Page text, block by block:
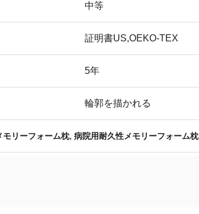
中等
証明書US,OEKO-TEX
5年
輪郭を描かれる
モリーフォーム枕, 病院用耐久性メモリーフォーム枕